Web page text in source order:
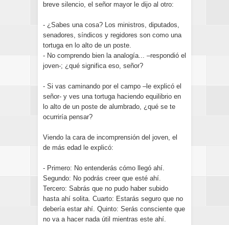
breve silencio, el señor mayor le dijo al otro:
- ¿Sabes una cosa? Los ministros, diputados,
senadores, síndicos y regidores son como una
tortuga en lo alto de un poste.
- No comprendo bien la analogía... –respondió el
joven-; ¿qué significa eso, señor?
- Si vas caminando por el campo –le explicó el
señor- y ves una tortuga haciendo equilibrio en
lo alto de un poste de alumbrado, ¿qué se te
ocurriría pensar?
Viendo la cara de incomprensión del joven, el
de más edad le explicó:
- Primero: No entenderás cómo llegó ahí.
Segundo: No podrás creer que esté ahí.
Tercero: Sabrás que no pudo haber subido
hasta ahí solita. Cuarto: Estarás seguro que no
debería estar ahí. Quinto: Serás consciente que
no va a hacer nada útil mientras este ahí.